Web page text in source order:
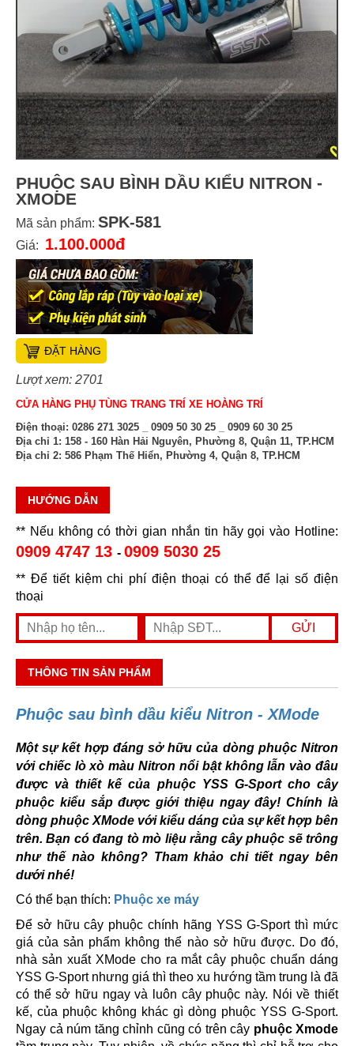
PHUỘC SAU BÌNH DẦU KIỂU NITRON -
XMODE
Mã sản phẩm: SPK-581
Giá: 1.100.000đ
ĐẶT HÀNG
Lượt xem: 2701
CỬA HÀNG PHỤ TÙNG TRANG TRÍ XE HOÀNG TRÍ
Điện thoại: 0286 271 3025 _ 0909 50 30 25 _ 0909 60 30 25
Địa chỉ 1: 158 - 160 Hàn Hải Nguyên, Phường 8, Quận 11, TP.HCM
Địa chỉ 2: 586 Phạm Thế Hiển, Phường 4, Quận 8, TP.HCM
HƯỚNG DẪN
** Nếu không có thời gian nhắn tin hãy gọi vào Hotline:
0909 4747 13 - 0909 5030 25
** Để tiết kiệm chi phí điện thoại có thể để lại số điện
thoại
THÔNG TIN SẢN PHẨM
Phuộc sau bình dầu kiểu Nitron - XMode
Một sự kết hợp đáng sở hữu của dòng phuộc Nitron
với chiếc lò xò màu Nitron nổi bật không lẫn vào đâu
được và thiết kế của phuộc YSS G-Sport cho cây
phuộc kiểu sắp được giới thiệu ngay đây! Chính là
dòng phuộc XMode với kiểu dáng của sự kết hợp bên
trên. Bạn có đang tò mò liệu rằng cây phuộc sẽ trông
như thế nào không? Tham khảo chi tiết ngay bên
dưới nhé!
Có thể bạn thích: Phuộc xe máy
Để sở hữu cây phuộc chính hãng YSS G-Sport thì mức
giá của sản phẩm không thể nào sở hữu được. Do đó,
nhà sản xuất XMode cho ra mắt cây phuộc chuẩn dáng
YSS G-Sport nhưng giá thì theo xu hướng tầm trung là đã
có thể sở hữu ngay và luôn cây phuộc này. Nói về thiết
kế, của phuộc không khác gì dòng phuộc YSS G-Sport.
Ngay cả núm tăng chỉnh cũng có trên cây phuộc Xmode